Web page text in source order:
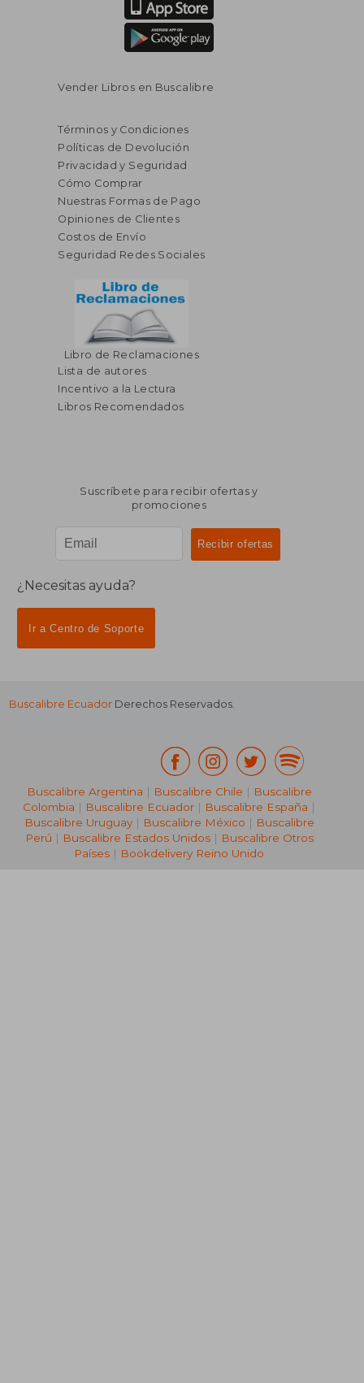
45%
dcto.
$ 423.66
$ 233.01
Vender Libros en Buscalibre
Términos y Condiciones
Políticas de Devolución
Privacidad y Seguridad
Cómo Comprar
Nuestras Formas de Pago
Opiniones de Clientes
Costos de Envío
Seguridad Redes Sociales
Libro de Reclamaciones
Lista de autores
Incentivo a la Lectura
Libros Recomendados
Suscríbete para recibir ofertas y
promociones
¿Necesitas ayuda?
Ir a Centro de Soporte
Buscalibre Ecuador Derechos Reservados.
Buscalibre Argentina | Buscalibre Chile | Buscalibre
Colombia | Buscalibre Ecuador | Buscalibre España |
Buscalibre Uruguay| Buscalibre México | Buscalibre
Perú | Buscalibre Estados Unidos| Buscalibre Otros
Países | Bookdelivery Reino Unido